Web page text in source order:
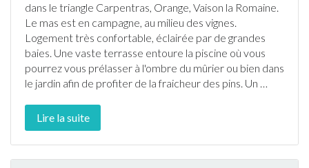
dans le triangle Carpentras, Orange, Vaison la Romaine.
Le mas est en campagne, au milieu des vignes.
Logement très confortable, éclairée par de grandes
baies. Une vaste terrasse entoure la piscine où vous
pourrez vous prélasser à l'ombre du mûrier ou bien dans
le jardin afin de profiter de la fraicheur des pins. Un …
Lire la suite